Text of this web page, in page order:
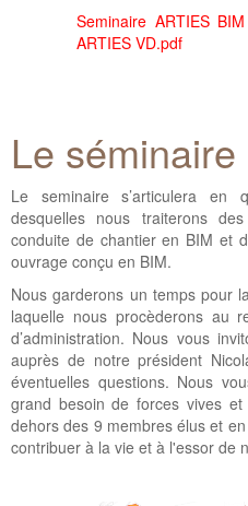
Seminaire ARTIES
ARTIES VD.pdf
Le séminaire
Le seminaire s’articulera en
desquelles nous traiterons
conduite de chantier en BIM et
ouvrage conçu en BIM.
Nous garderons un temps pour
laquelle nous procèderons au
d’administration. Nous vous
auprès de notre président
éventuelles questions. Nous
grand besoin de forces vives
dehors des 9 membres élus et
contribuer à la vie et à l'essor de